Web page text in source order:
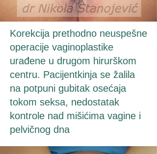
Korekcija prethodno neuspešne
operacije vaginoplastike
urađene u drugom hirurškom
centru. Pacijentkinja se žalila
na potpuni gubitak osećaja
tokom seksa, nedostatak
kontrole nad mišićima vagine i
pelvičnog dna